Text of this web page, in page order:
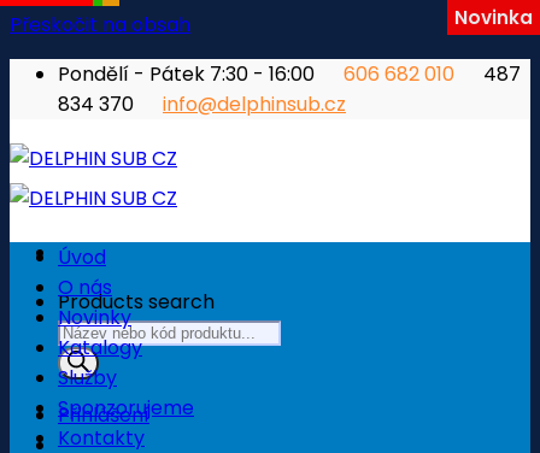
Přeskočit na obsah
Pondělí - Pátek 7:30 - 16:00
606 682 010
487
834 370
info@delphinsub.cz
Products search
Přihlášení
Úvod
O nás
Novinky
Katalogy
Služby
Sponzorujeme
Kontakty
Novinka